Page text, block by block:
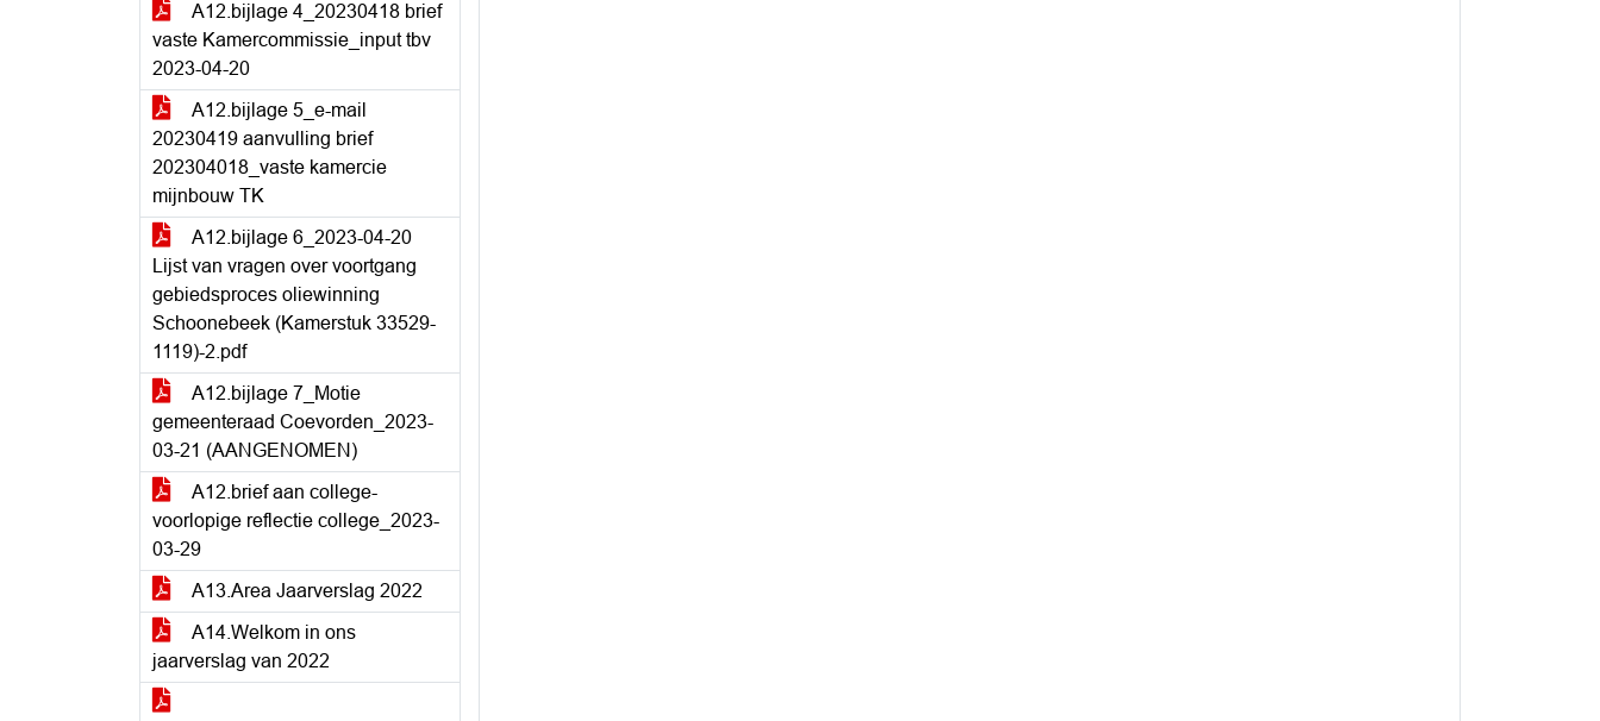
A12.bijlage 4_20230418 brief
vaste Kamercommissie_input tbv
2023-04-20
A12.bijlage 5_e-mail
20230419 aanvulling brief
202304018_vaste kamercie
mijnbouw TK
A12.bijlage 6_2023-04-20
Lijst van vragen over voortgang
gebiedsproces oliewinning
Schoonebeek (Kamerstuk 33529-
1119)-2.pdf
A12.bijlage 7_Motie
gemeenteraad Coevorden_2023-
03-21 (AANGENOMEN)
A12.brief aan college-
voorlopige reflectie college_2023-
03-29
A13.Area Jaarverslag 2022
A14.Welkom in ons
jaarverslag van 2022